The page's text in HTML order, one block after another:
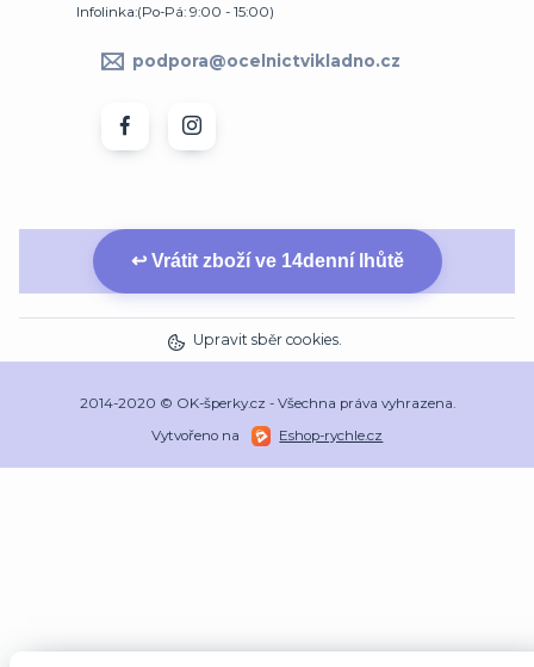
Infolinka:(Po-Pá: 9:00 - 15:00)
podpora@ocelnictvikladno.cz
↩ Vrátit zboží ve 14denní lhůtě
Upravit sběr cookies.
2014-2020 © OK-šperky.cz - Všechna práva vyhrazena.
Vytvořeno na
Eshop-rychle.cz